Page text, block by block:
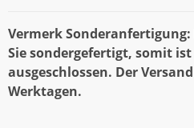
Vermerk
Sie sondergefertigt, somit
ausgeschlossen. Der
Werktagen.